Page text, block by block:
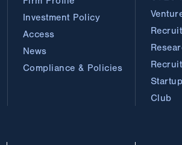
Investment Policy
Access
News
Compliance & Policies
Recruit
Recruit
Club